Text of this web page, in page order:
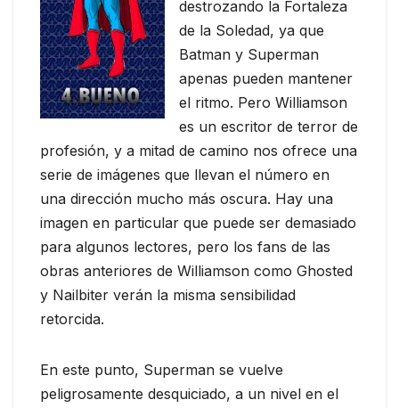
destrozando la Fortaleza
de la Soledad, ya que
Batman y Superman
apenas pueden mantener
el ritmo. Pero Williamson
es un escritor de terror de
profesión, y a mitad de camino nos ofrece una
serie de imágenes que llevan el número en
una dirección mucho más oscura. Hay una
imagen en particular que puede ser demasiado
para algunos lectores, pero los fans de las
obras anteriores de Williamson como Ghosted
y Nailbiter verán la misma sensibilidad
retorcida.
En este punto, Superman se vuelve
peligrosamente desquiciado, a un nivel en el